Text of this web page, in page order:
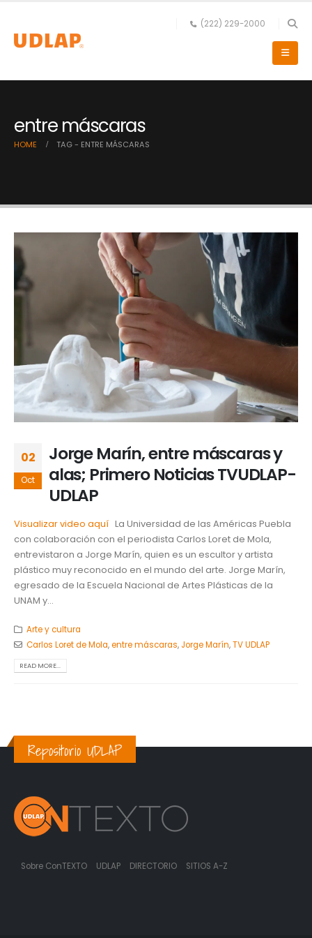
(222) 229-2000
entre máscaras
HOME TAG - ENTRE MÁSCARAS
02
Oct
Jorge Marín, entre máscaras y
alas; Primero Noticias TVUDLAP-
UDLAP
Visualizar video aquí La Universidad de las Américas Puebla
con colaboración con el periodista Carlos Loret de Mola,
entrevistaron a Jorge Marín, quien es un escultor y artista
plástico muy reconocido en el mundo del arte. Jorge Marín,
egresado de la Escuela Nacional de Artes Plásticas de la
UNAM y...
Arte y cultura
Carlos Loret de Mola,entre máscaras, Jorge Marín,TV UDLAP
READ MORE...
Repositorio UDLAP
Sobre ConTEXTO UDLAP DIRECTORIO SITIOS A-Z